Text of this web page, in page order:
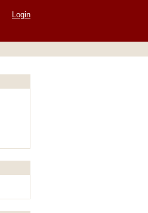
Login